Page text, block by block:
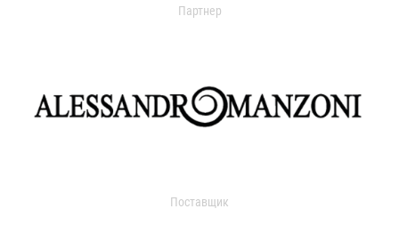
Партнер
Поставщик